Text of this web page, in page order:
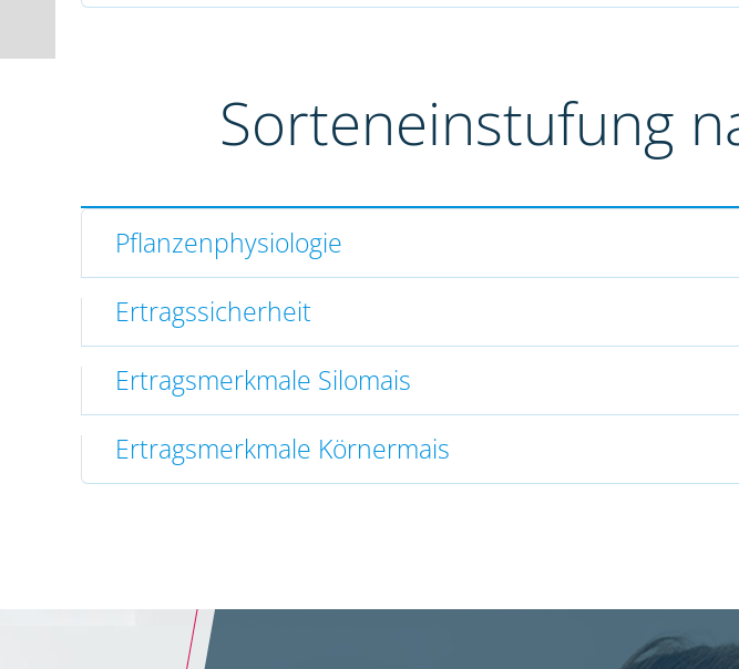
Sorteneinstufung
Pflanzenphysiologie
Ertragssicherheit
Ertragsmerkmale Silomais
Ertragsmerkmale Körnermais